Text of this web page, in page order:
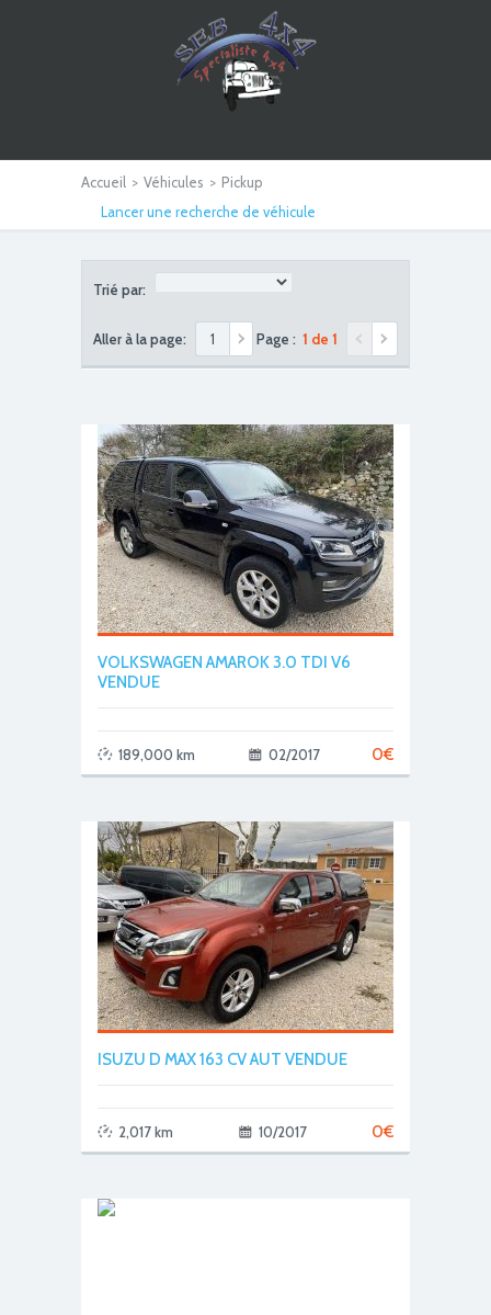
Accueil > Véhicules > Pickup
Lancer une recherche de véhicule
Trié par:
Aller à la page: Page : 1 de 1
VOLKSWAGEN AMAROK 3.0 TDI V6
VENDUE
0€
189,000 km 02/2017
ISUZU D MAX 163 CV AUT VENDUE
0€
2,017 km 10/2017